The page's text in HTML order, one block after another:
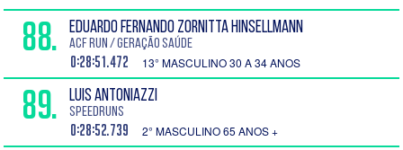
88. EDUARDO FERNANDO ZORNITTA HINSELLMANN
ACF Run / Geração Saúde
0:28:51.472 13° MASCULINO 30 A 34 ANOS
89. LUIS ANTONIAZZI
SPEEDRUNS
0:28:52.739 2° MASCULINO 65 ANOS +